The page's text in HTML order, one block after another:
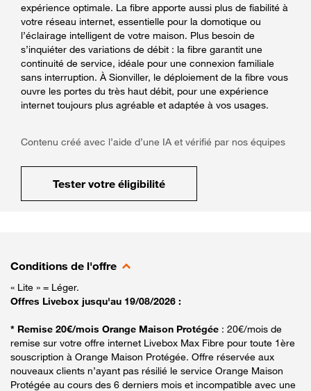
expérience optimale. La fibre apporte aussi plus de fiabilité à
votre réseau internet, essentielle pour la domotique ou
l’éclairage intelligent de votre maison. Plus besoin de
s’inquiéter des variations de débit : la fibre garantit une
continuité de service, idéale pour une connexion familiale
sans interruption. À Sionviller, le déploiement de la fibre vous
ouvre les portes du très haut débit, pour une expérience
internet toujours plus agréable et adaptée à vos usages.
Contenu créé avec l’aide d’une IA et vérifié par nos équipes
Tester votre éligibilité
Conditions de l'offre
« Lite » = Léger.
Offres Livebox jusqu'au 19/08/2026 :
* Remise 20€/mois Orange Maison Protégée : 20€/mois de
remise sur votre offre internet Livebox Max Fibre pour toute 1ère
souscription à Orange Maison Protégée. Offre réservée aux
nouveaux clients n’ayant pas résilié le service Orange Maison
Protégée au cours des 6 derniers mois et incompatible avec une